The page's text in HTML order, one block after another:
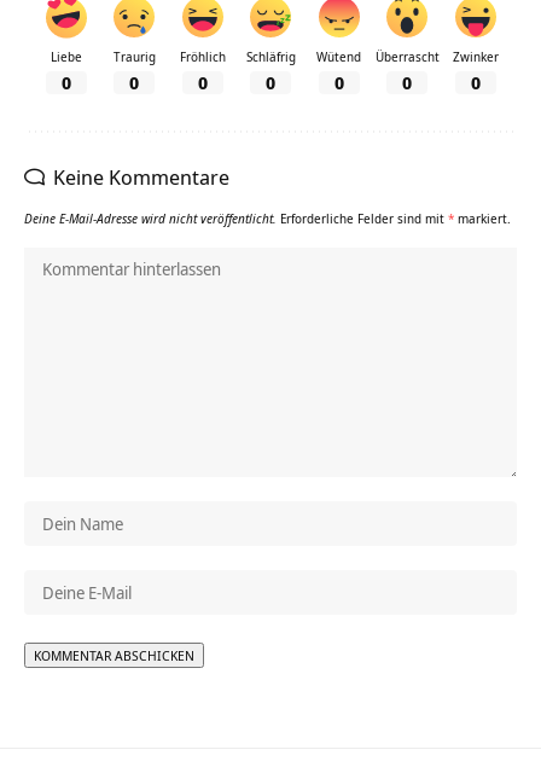
Liebe
0
Traurig
0
Fröhlich
0
Schläfrig
0
Wütend
0
Überrascht
0
Zwinker
0
Keine Kommentare
Deine E-Mail-Adresse wird nicht veröffentlicht. Erforderliche Felder sind mit * markiert.